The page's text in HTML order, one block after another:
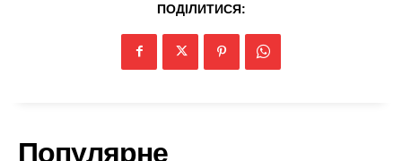
ПОДІЛИТИСЯ:
Популярне